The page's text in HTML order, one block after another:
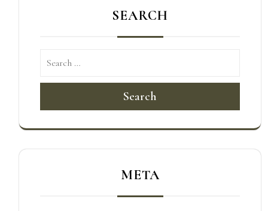
SEARCH
Search
META